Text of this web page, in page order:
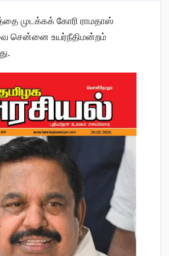
முடக்கக் கோரி ராமதாஸ்
சென்னை உயர்நீதிமன்றம்